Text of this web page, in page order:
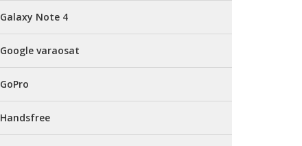
Galaxy Note 4
Google varaosat
GoPro
Handsfree